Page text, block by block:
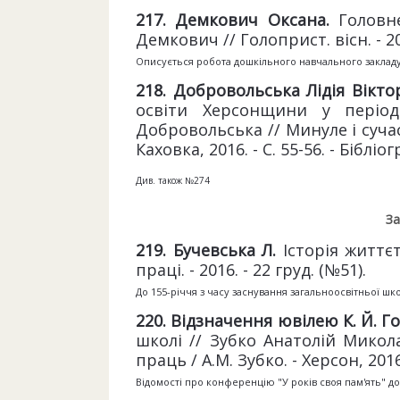
217. Демкович Оксана.
Демкович // Голоприст. вісн. -
Описується робота дошкільного навчального
218. Добровольська Лідія
освіти Херсонщини у
Добровольська // Минуле і
Каховка, 2016. - С. 55-56. -
Див. також №274
219. Бучевська Л. Історія
праці. - 2016. - 22 груд. (№51).
До 155-річчя з часу заснування загальноосвітньої
220. Відзначення ювілею К. Й.
школі // Зубко Анатолій
праць / А.М. Зубко. - Херсон,
Відомості про конференцію "У років своя пам'ять"